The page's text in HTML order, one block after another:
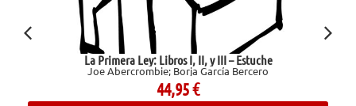
La Primera Ley: Libros I, II, y III – Estuche
Joe Abercrombie; Borja García Bercero
44,95€